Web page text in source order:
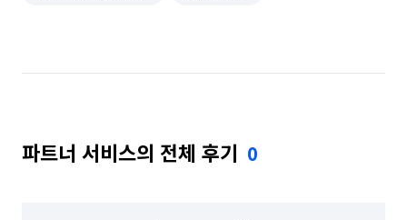
파트너 서비스의 전체 후기 0